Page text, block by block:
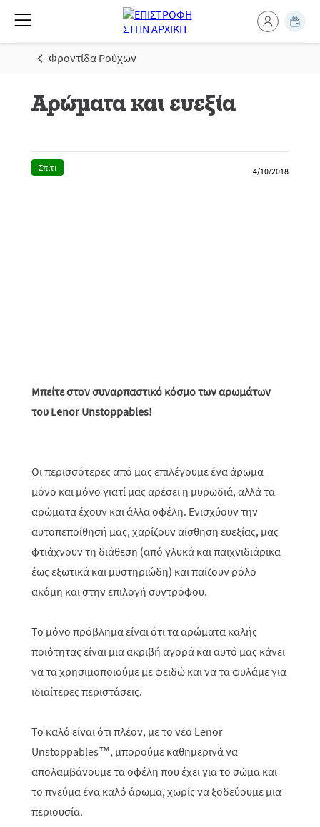
Φροντίδα Ρούχων
Αρώματα και ευεξία
Σπίτι 4/10/2018
Μπείτε στον συναρπαστικό κόσμο των αρωμάτων
του Lenor Unstoppables!
Οι περισσότερες από μας επιλέγουμε ένα άρωμα
μόνο και μόνο γιατί μας αρέσει η μυρωδιά, αλλά τα
αρώματα έχουν και άλλα οφέλη. Ενισχύουν την
αυτοπεποίθησή μας, χαρίζουν αίσθηση ευεξίας, μας
φτιάχνουν τη διάθεση (από γλυκά και παιχνιδιάρικα
έως εξωτικά και μυστηριώδη) και παίζουν ρόλο
ακόμη και στην επιλογή συντρόφου.
Το μόνο πρόβλημα είναι ότι τα αρώματα καλής
ποιότητας είναι μια ακριβή αγορά και αυτό μας κάνει
να τα χρησιμοποιούμε με φειδώ και να τα φυλάμε για
ιδιαίτερες περιστάσεις.
Το καλό είναι ότι πλέον, με το νέο Lenor
Unstoppables™, μπορούμε καθημερινά να
απολαμβάνουμε τα οφέλη που έχει για το σώμα και
το πνεύμα ένα καλό άρωμα, χωρίς να ξοδεύουμε μια
περιουσία.